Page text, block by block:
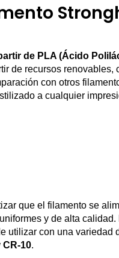
de PLA (Ácido
de recursos renovables,
con otros
a cualquier
que el filamento se
y de alta
utilizar con una variedad
CR-10.